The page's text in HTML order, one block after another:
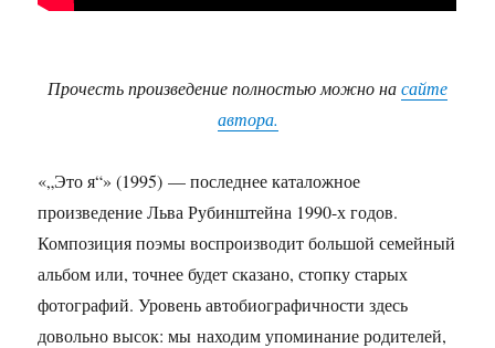
Прочесть произведение полностью можно насайте
автора.
«„Это я“» (1995) — последнее каталожное
произведение Льва Рубинштейна 1990-х годов.
Композиция поэмы воспроизводит большой семейный
альбом или, точнее будет сказано, стопку старых
фотографий. Уровень автобиографичности здесь
довольно высок: мы находим упоминание родителей,